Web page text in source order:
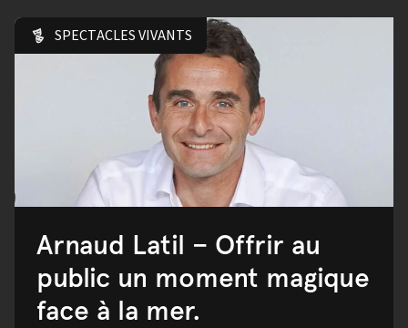
SPECTACLES VIVANTS
Arnaud Latil – Offrir au
public un moment magique
face à la mer.